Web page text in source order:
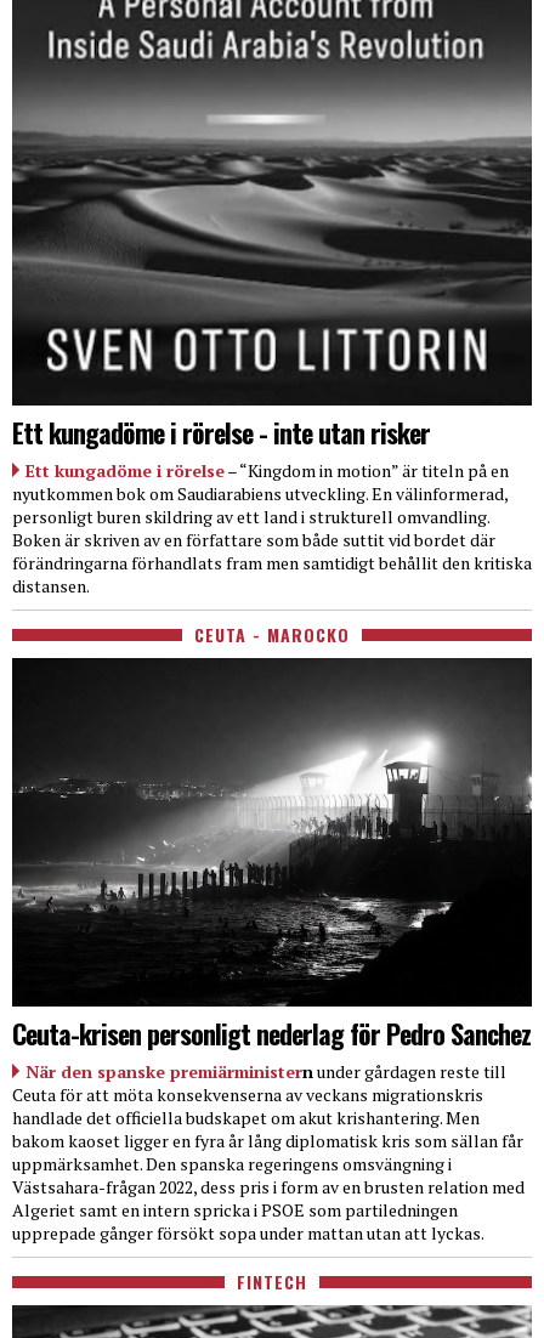
Ett kungadöme i rörelse - inte utan risker
Ett kungadöme i rörelse– “Kingdom in motion” är titeln på en
nyutkommen bok om Saudiarabiens utveckling. En välinformerad,
personligt buren skildring av ett land i strukturell omvandling.
Boken är skriven av en författare som både suttit vid bordet där
förändringarna förhandlats fram men samtidigt behållit den kritiska
distansen.
CEUTA - MAROCKO
Ceuta-krisen personligt nederlag för Pedro Sanchez
När den spanske premiärministernunder gårdagen reste till
Ceuta för att möta konsekvenserna av veckans migrationskris
handlade det officiella budskapet om akut krishantering. Men
bakom kaoset ligger en fyra år lång diplomatisk kris som sällan får
uppmärksamhet. Den spanska regeringens omsvängning i
Västsahara-frågan 2022, dess pris i form av en brusten relation med
Algeriet samt en intern spricka i PSOE som partiledningen
upprepade gånger försökt sopa under mattan utan att lyckas.
FINTECH